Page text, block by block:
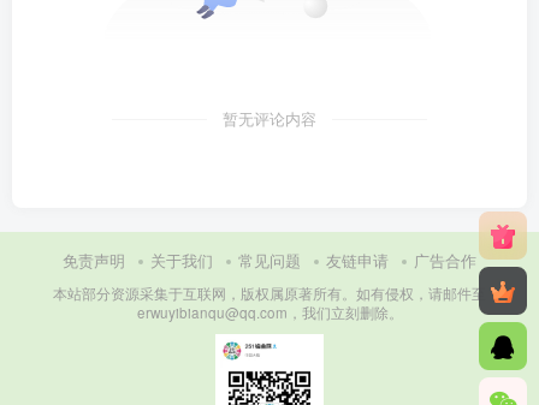
暂无评论内容
免责声明 关于我们 常见问题 友链申请 广告合作
本站部分资源采集于互联网，版权属原著所有。如有侵权，请邮件至
erwuyibianqu@qq.com，我们立刻删除。